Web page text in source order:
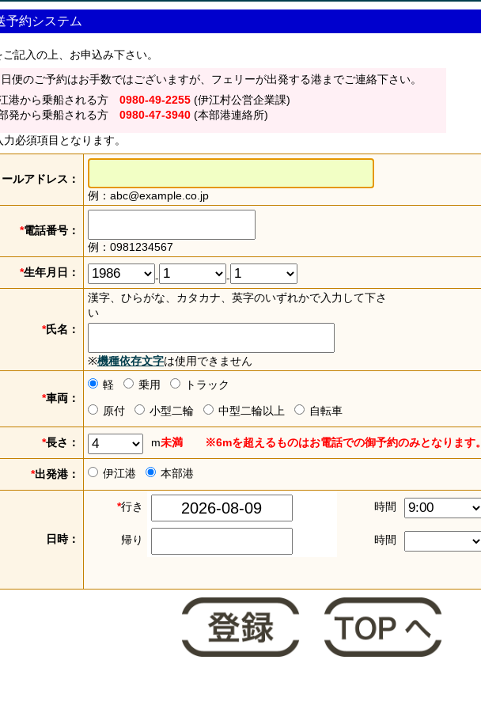
予約システム
記入の上、お申込み下さい。
便のご予約はお手数ではございますが、フェリーが出発する港までご連絡下さい。
港から乗船される方 0980-49-2255 (伊江村公営企業課)
発から乗船される方 0980-47-3940 (本部港連絡所)
力必須項目となります。
ルアドレス：
例：abc@example.co.jp
*電話番号：
例：0981234567
*生年月日： - -
*氏名：
漢字、ひらがな、カタカナ、英字のいずれかで入力して下さ
い
※機種依存文字は使用できません
*車両：
軽 乗用 トラック
原付 小型二輪 中型二輪以上 自転車
*長さ： m未満 ※6mを超えるものはお電話での御予約のみとなります。
*出発港： 伊江港 本部港
日時：
*行き 時間
帰り 時間